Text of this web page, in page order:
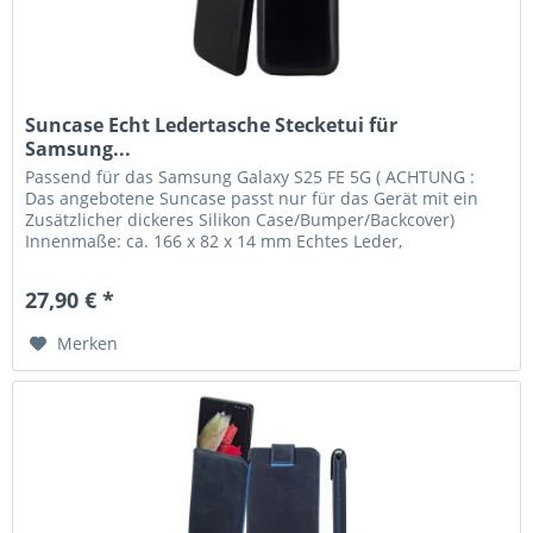
Suncase Echt Ledertasche Stecketui für
Samsung...
Passend für das Samsung Galaxy S25 FE 5G ( ACHTUNG :
Das angebotene Suncase passt nur für das Gerät mit ein
Zusätzlicher dickeres Silikon Case/Bumper/Backcover)
Innenmaße: ca. 166 x 82 x 14 mm Echtes Leder,
27,90 € *
Merken